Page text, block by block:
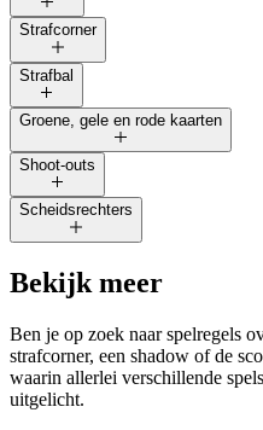
Strafcorner
Strafbal
Groene, gele en rode kaarten
Shoot-outs
Scheidsrechters
Bekijk meer
Ben je op zoek naar spelregels
strafcorner, een shadow of de
waarin allerlei verschillende
uitgelicht.